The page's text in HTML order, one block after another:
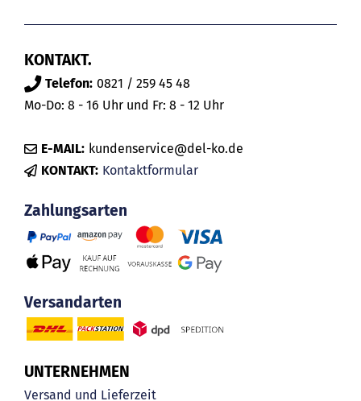
KONTAKT.
Telefon: 0821 / 259 45 48
Mo-Do: 8 - 16 Uhr und Fr: 8 - 12 Uhr
E-MAIL: kundenservice@del-ko.de
KONTAKT: Kontaktformular
Zahlungsarten
Versandarten
UNTERNEHMEN
Versand und Lieferzeit